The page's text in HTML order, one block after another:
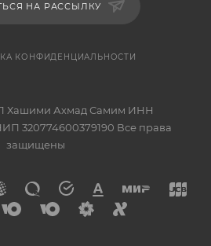
НА РАССЫЛКУ
КОНФИДЕНЦИАЛЬНОСТИ
Хашими Ахмад Самим ИНН
320774600379190 Все права
защищены